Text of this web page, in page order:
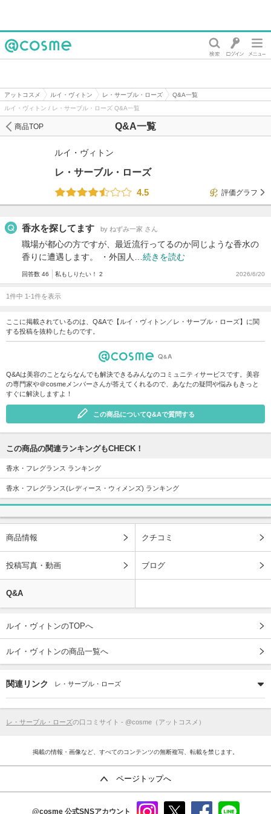
アットコスメ ルイ・ヴィトン レ・サーブル・ローズ
Q&A一覧
ルイ・ヴィトン / レ・サーブル・ローズ Q&A一覧
Q&A一覧
商品TOP
ルイ・ヴィトン
レ・サーブル・ローズ
4.5
評価グラフ
香水を探してます by ねずみ一家 さん
職場が都心の方ですが、最近流行ってるのか同じような香水の
香りに遭遇します。 ・外国人… 続きを読む
回答数 46 私もしりたい！ 2 2026/6/20
1件中 1-1件を表示
ここに掲載されているのは、Q&Aで【ルイ・ヴィトン／レ・サーブル・ローズ】に関
する投稿を抜粋したものです。
Q&Aは美容のことならなんでも解決できるみんなのコミュニティサービスです。美容
の専門家や＠cosmeメンバーさんが答えてくれるので、あなたの疑問や悩みもきっと
すぐに解決しますよ！
この商品についてQ&Aで質問する
この商品の関連ランキングもCHECK！
香水・フレグランス ランキング
香水・フレグランス(レディース・ウィメンズ) ランキング
商品情報 クチコミ
投稿写真・動画 ブログ
Q&A
ルイ・ヴィトンのTOPへ
ルイ・ヴィトンの商品一覧へ
関連リンク レ・サーブル・ローズ
レ・サーブル・ローズの口コミサイト - @cosme（アットコスメ）
掲載の情報・画像など、すべてのコンテンツの無断複写、転載を禁じます。
ページトップへ
@cosme 公式SNSアカウント